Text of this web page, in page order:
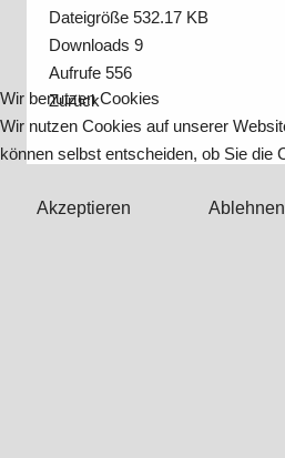
Dateigröße 532.17 KB
Downloads 9
Aufrufe 556
Zurück
Wir benutzen Cookies
Wir nutzen Cookies auf unserer
können selbst entscheiden, ob Sie die
Akzeptieren
Ablehnen